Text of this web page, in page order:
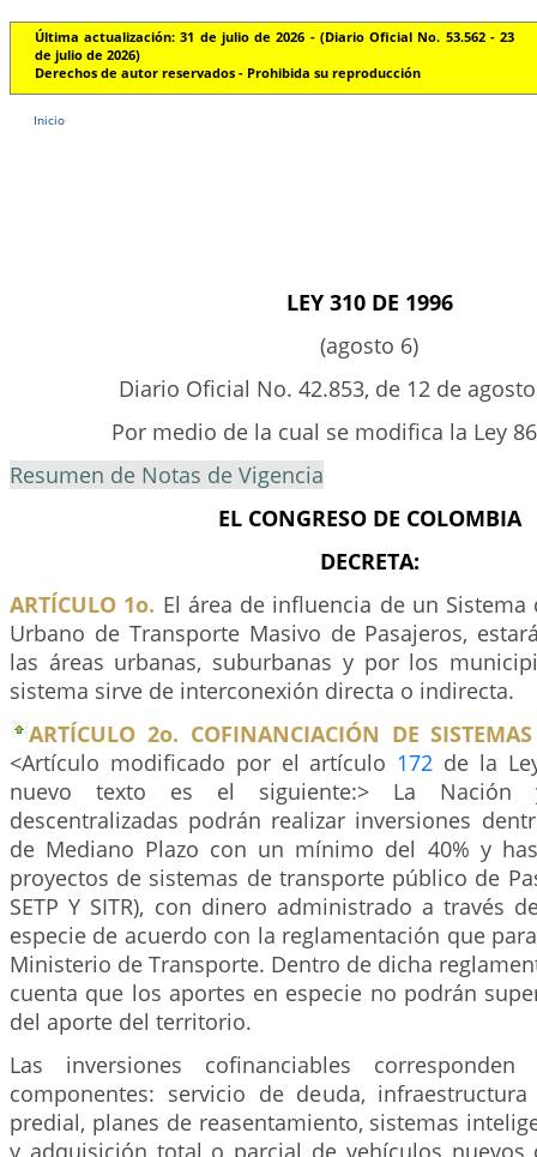
Última actualización: 31 de julio de 2026 - (Diario Oficial No. 53.562 - 23
de julio de 2026)
Derechos de autor reservados - Prohibida su reproducción
Inicio
LEY 310 DE 1996
(agosto 6)
Diario Oficial No. 42.853, de 12 de
Por medio de la cual se modifica la Ley
Resumen de Notas de Vigencia
EL CONGRESO DE COLOMBIA
DECRETA:
ARTÍCULO 1o. El área de influencia de un Sistema
Urbano de Transporte Masivo de Pasajeros,
las áreas urbanas, suburbanas y por los
sistema sirve de interconexión directa o indirecta.
ARTÍCULO 2o. COFINANCIACIÓN DE
<Artículo modificado por el artículo 172 de la
nuevo texto es el siguiente:> La Nación
descentralizadas podrán realizar inversiones
de Mediano Plazo con un mínimo del 40% y
proyectos de sistemas de transporte público de
SETP Y SITR), con dinero administrado a través
especie de acuerdo con la reglamentación que
Ministerio de Transporte. Dentro de dicha
cuenta que los aportes en especie no podrán
del aporte del territorio.
Las inversiones cofinanciables
componentes: servicio de deuda,
predial, planes de reasentamiento, sistemas
y adquisición total o parcial de vehículos nuevos